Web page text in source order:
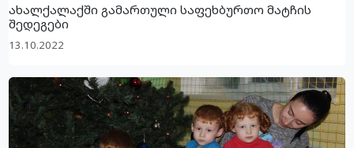
ახალქალაქში გამართული საფეხბურთო მატჩის
შედეგები
13.10.2022